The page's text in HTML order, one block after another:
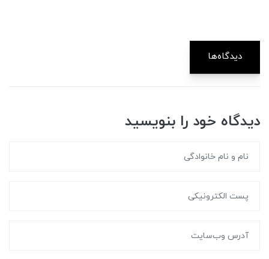
دیدگاه‌ها
دیدگاه خود را بنویسید